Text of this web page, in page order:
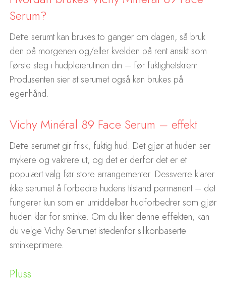
Serum?
Dette serumt kan brukes to ganger om dagen, så bruk
den på morgenen og/eller kvelden på rent ansikt som
første steg i hudpleierutinen din – før fuktighetskrem.
Produsenten sier at serumet også kan brukes på
egenhånd.
Vichy Minéral 89 Face Serum – effekt
Dette serumet gir frisk, fuktig hud. Det gjør at huden ser
mykere og vakrere ut, og det er derfor det er et
populært valg før store arrangementer. Dessverre klarer
ikke serumet å forbedre hudens tilstand permanent – det
fungerer kun som en umiddelbar hudforbedrer som gjør
huden klar for sminke. Om du liker denne effekten, kan
du velge Vichy Serumet istedenfor silikonbaserte
sminkeprimere.
Pluss